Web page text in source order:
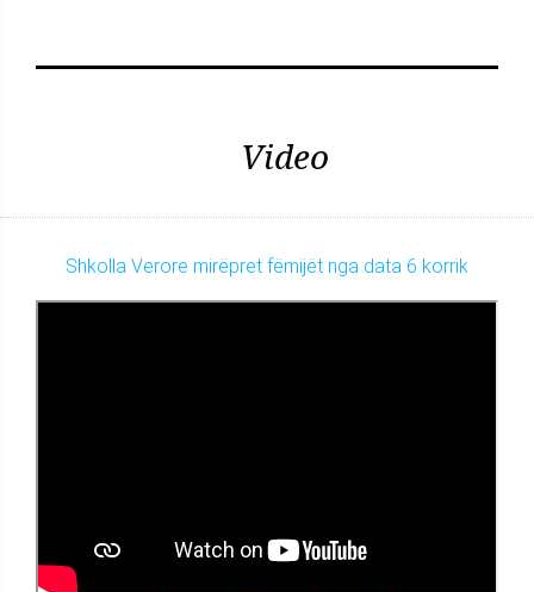
Video
Shkolla Verore mirëpret fëmijët nga data 6 korrik